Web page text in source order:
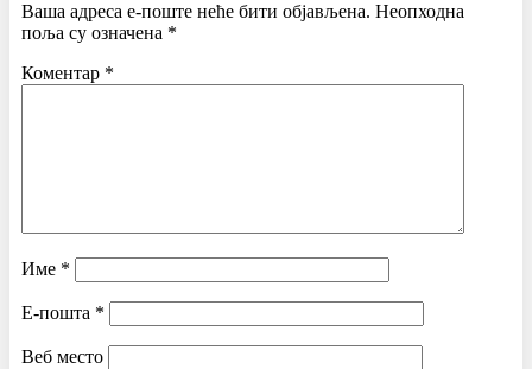
Ваша адреса е-поште неће бити објављена. Неопходна
поља су означена *
Коментар *
Име *
Е-пошта *
Веб место